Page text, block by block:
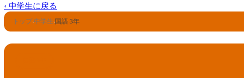
‹ 中学生に戻る
トップ›中学生›国語 3年